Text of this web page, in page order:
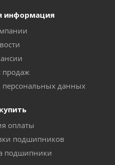
информация
персональных данных
оплаты
подшипников
подшипники